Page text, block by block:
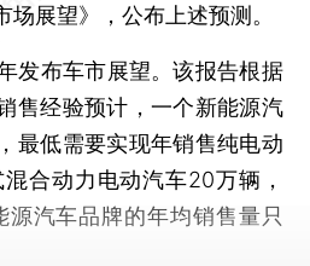
展望》，公布上述预测。
布车市展望。该报告根据
售经验预计，一个新能源汽
最低需要实现年销售纯电动
合动力电动汽车20万辆，
汽车品牌的年均销售量只